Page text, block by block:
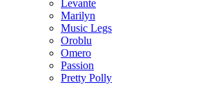
Levante
Marilyn
Music Legs
Oroblu
Omero
Passion
Pretty Polly